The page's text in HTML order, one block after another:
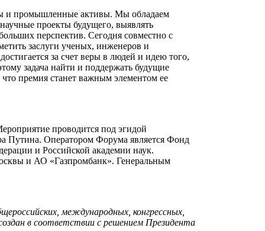
и промышленные активы. Мы обладаем
проекты будущего, выявлять
перспектив. Сегодня совместно с
заслуги ученых, инженеров и
за счет веры в людей и идею того,
задача найти и поддержать будущие
премия станет важным элементом ее
проводится под эгидой
Путина. Оператором Форума является Фонд
и Российской академии наук.
и АО «Газпромбанк». Генеральным
международных, конгрессных,
в соответствии с решением Президента